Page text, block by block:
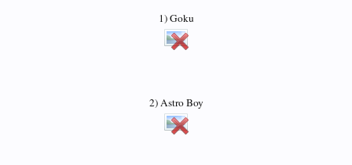
1) Goku
2) Astro Boy